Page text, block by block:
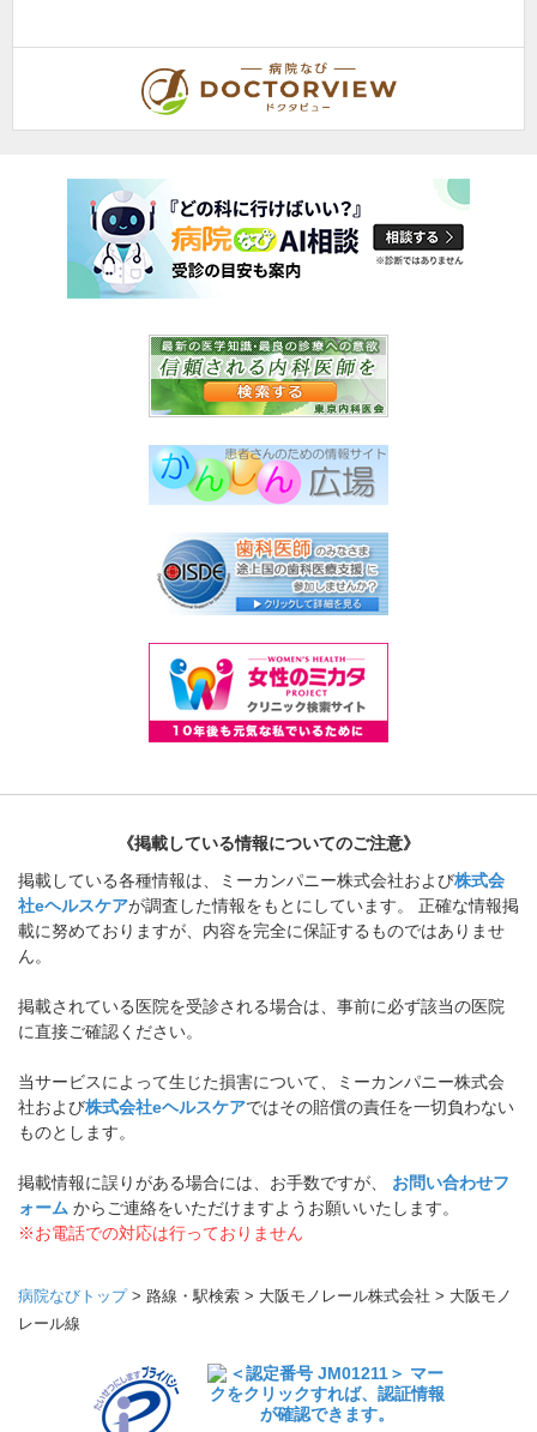
《掲載している情報についてのご注意》
掲載している各種情報は、ミーカンパニー株式会社および株式会
社eヘルスケアが調査した情報をもとにしています。 正確な情報掲
載に努めておりますが、内容を完全に保証するものではありませ
ん。
掲載されている医院を受診される場合は、事前に必ず該当の医院
に直接ご確認ください。
当サービスによって生じた損害について、ミーカンパニー株式会
社および株式会社eヘルスケアではその賠償の責任を一切負わない
ものとします。
掲載情報に誤りがある場合には、お手数ですが、 お問い合わせフ
ォーム からご連絡をいただけますようお願いいたします。
※お電話での対応は行っておりません
病院なびトップ> 路線・駅検索 > 大阪モノレール株式会社 > 大阪モノ
レール線